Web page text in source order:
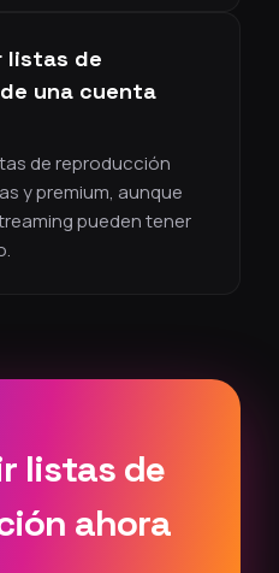
listas de
una cuenta
de reproducción
y premium, aunque
pueden tener
listas de
ahora